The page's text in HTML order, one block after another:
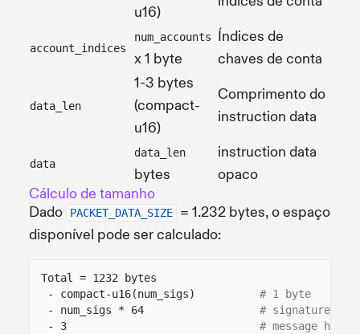
u16)
account_indices
num_accounts
x 1 byte
Índices de
chaves de conta
data_len
1-3 bytes
(compact-
u16)
Comprimento do
instruction data
data
data_len
bytes
instruction data
opaco
Cálculo de tamanho
Dado
PACKET_DATA_SIZE
= 1.232 bytes, o espaço
disponível pode ser calculado:
Total = 1232 bytes
- compact-u16(num_sigs)
# 1 byte
- num_sigs * 64
# signature
- 3
# message